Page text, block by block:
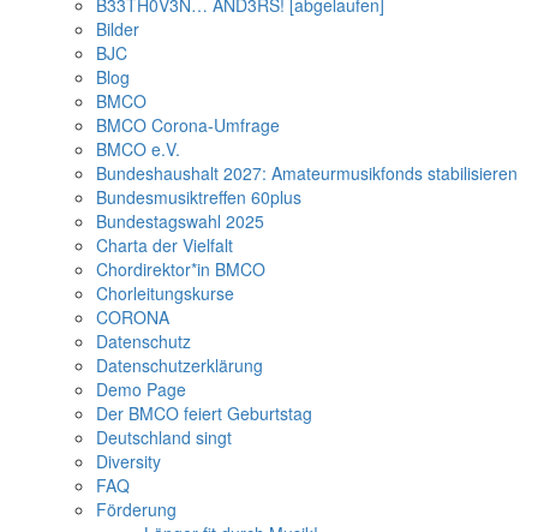
B33TH0V3N… AND3RS! [abgelaufen]
Bilder
BJC
Blog
BMCO
BMCO Corona-Umfrage
BMCO e.V.
Bundeshaushalt 2027: Amateurmusikfonds stabilisieren
Bundesmusiktreffen 60plus
Bundestagswahl 2025
Charta der Vielfalt
Chordirektor*in BMCO
Chorleitungskurse
CORONA
Datenschutz
Datenschutzerklärung
Demo Page
Der BMCO feiert Geburtstag
Deutschland singt
Diversity
FAQ
Förderung